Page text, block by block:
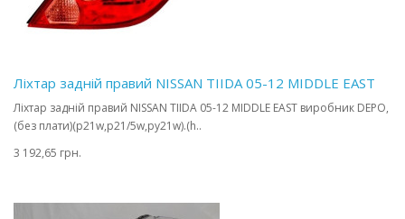
Ліхтар задній правий NISSAN TIIDA 05-12 MIDDLE EAST
Ліхтар задній правий NISSAN TIIDA 05-12 MIDDLE EAST виробник DEPO,
(без плати)(p21w,p21/5w,py21w).(h..
3 192,65 грн.